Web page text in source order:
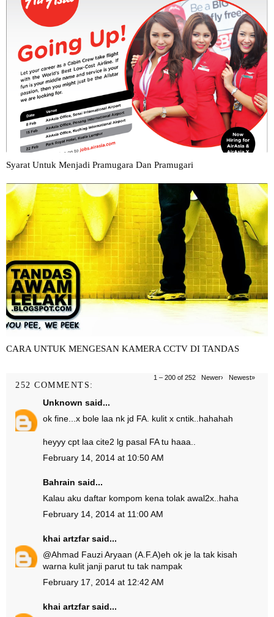
Syarat Untuk Menjadi Pramugara Dan Pramugari
CARA UNTUK MENGESAN KAMERA CCTV DI TANDAS
252 COMMENTS:
1 – 200 of 252 Newer› Newest»
Unknown said...
ok fine...x bole laa nk jd FA. kulit x cntik..hahahah
heyyy cpt laa cite2 lg pasal FA tu haaa..
February 14, 2014 at 10:50 AM
Bahrain said...
Kalau aku daftar kompom kena tolak awal2x..haha
February 14, 2014 at 11:00 AM
khai artzfarsaid...
@Ahmad Fauzi Aryaan (A.F.A)eh ok je la tak kisah
warna kulit janji parut tu tak nampak
February 17, 2014 at 12:42 AM
khai artzfarsaid...